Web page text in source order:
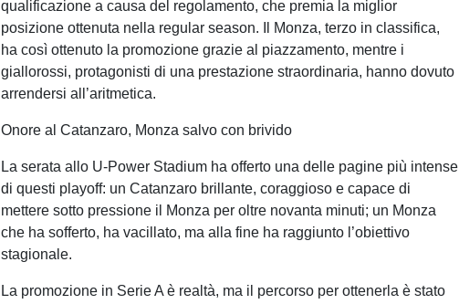
qualificazione a causa del regolamento, che premia la miglior
posizione ottenuta nella regular season. Il Monza, terzo in classifica,
ha così ottenuto la promozione grazie al piazzamento, mentre i
giallorossi, protagonisti di una prestazione straordinaria, hanno dovuto
arrendersi all’aritmetica.
Onore al Catanzaro, Monza salvo con brivido
La serata allo U‑Power Stadium ha offerto una delle pagine più intense
di questi playoff: un Catanzaro brillante, coraggioso e capace di
mettere sotto pressione il Monza per oltre novanta minuti; un Monza
che ha sofferto, ha vacillato, ma alla fine ha raggiunto l’obiettivo
stagionale.
La promozione in Serie A è realtà, ma il percorso per ottenerla è stato